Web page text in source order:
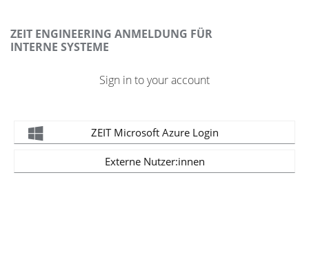
ZEIT ENGINEERING ANMELDUNG FÜR
INTERNE SYSTEME
Sign in to your account
ZEIT Microsoft Azure Login
Externe Nutzer:innen